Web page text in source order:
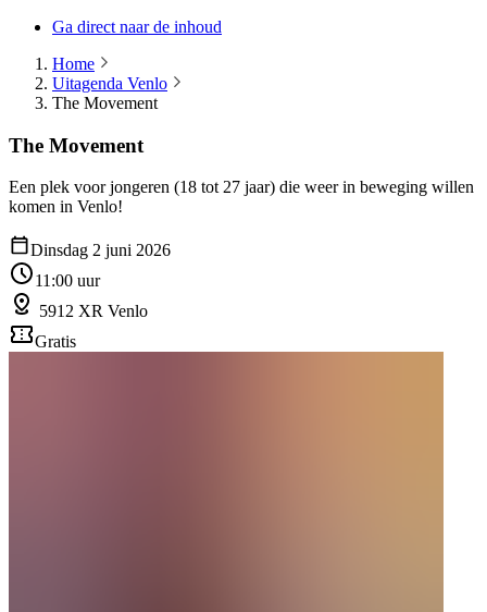
Ga direct naar de inhoud
Home
Uitagenda Venlo
The Movement
The Movement
Een plek voor jongeren (18 tot 27 jaar) die weer in beweging willen
komen in Venlo!
Dinsdag 2 juni 2026
11:00 uur
5912 XR Venlo
Gratis